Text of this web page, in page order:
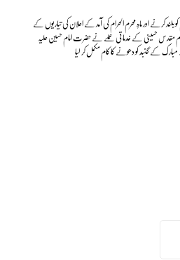
بلند کرنے اور ماہِ محرم الحرام کی آمد کے اعلان کی تیاریوں کے
حسینی کے خدماتی عملے نے حضرت امام حسین علیہ
کے گنبد کو دھونے کا کام مکمل کر لیا